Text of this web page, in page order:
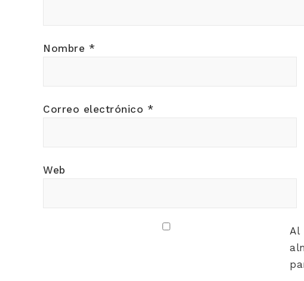
Nombre *
Correo electrónico *
Web
Al